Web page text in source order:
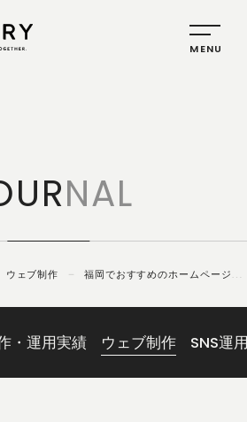
NAL
ウェブ制作 －
福岡でおすすめのホームページ制
・運用実績 ウェブ制作 SNS運